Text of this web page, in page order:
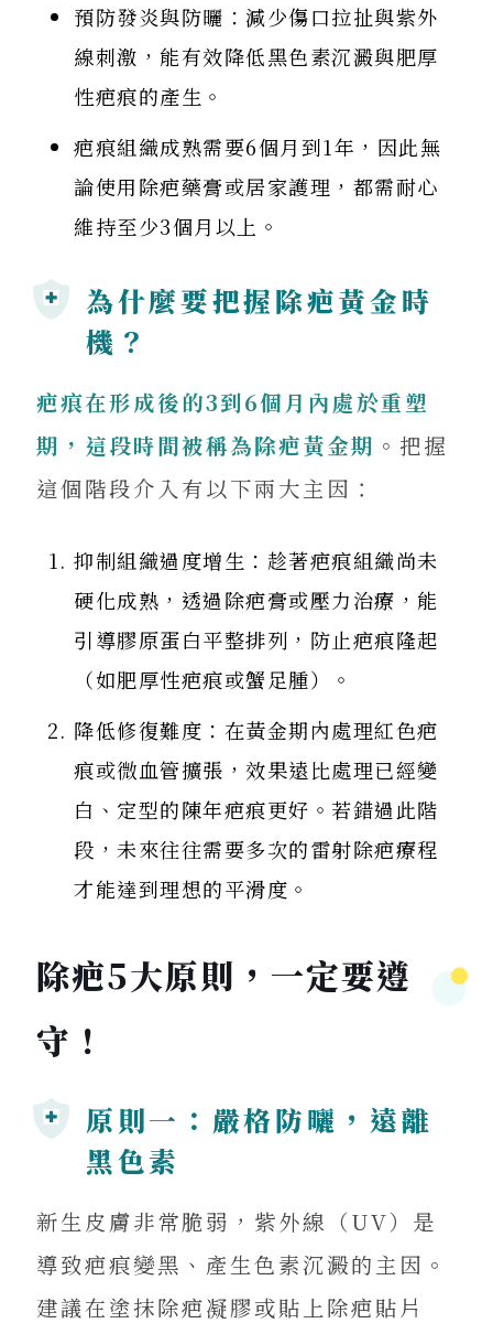
預防發炎與防曬：減少傷口拉扯與紫外
線刺激，能有效降低黑色素沉澱與肥厚
性疤痕的產生。
疤痕組織成熟需要6個月到1年，因此無
論使用除疤藥膏或居家護理，都需耐心
維持至少3個月以上。
為什麼要把握除疤黃金時
機？
疤痕在形成後的3到6個月內處於重塑
期，這段時間被稱為除疤黃金期 。把握
這個階段介入有以下兩大主因：
抑制組織過度增生：趁著疤痕組織尚未
硬化成熟，透過除疤膏或壓力治療，能
引導膠原蛋白平整排列，防止疤痕隆起
（如肥厚性疤痕或蟹足腫）。
降低修復難度：在黃金期內處理紅色疤
痕或微血管擴張，效果遠比處理已經變
白、定型的陳年疤痕更好。若錯過此階
段，未來往往需要多次的雷射除疤療程
才能達到理想的平滑度。
除疤5大原則，一定要遵
守！
原則一：嚴格防曬，遠離
黑色素
新生皮膚非常脆弱，紫外線（UV）是
導致疤痕變黑、產生色素沉澱的主因。
建議在塗抹除疤凝膠或貼上除疤貼片